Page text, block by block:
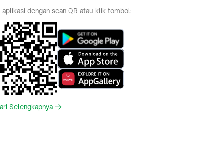
aplikasi dengan scan QR atau klik tombol:
Selengkapnya